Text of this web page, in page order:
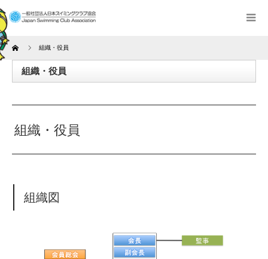
Home 組織・役員
組織・役員
組織・役員
組織図